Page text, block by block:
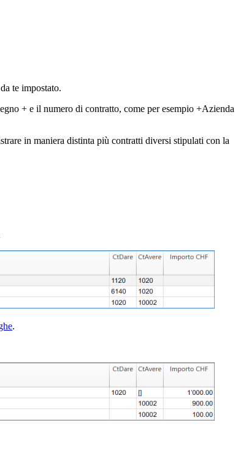
te impostato.
+ e il numero di contratto, come per esempio +Azienda
in maniera distinta più contratti diversi stipulati con la
.